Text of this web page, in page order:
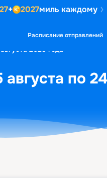
+ 2027миль каждому
Расписание отправлений
2028 года
по